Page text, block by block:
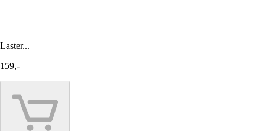
Laster...
159,-